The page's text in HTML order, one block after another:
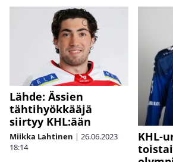
Lähde: Ässien
tähtihyökkääjä
siirtyy KHL:ään
Miikka Lahtinen | 26.06.2023
18:14
KHL-